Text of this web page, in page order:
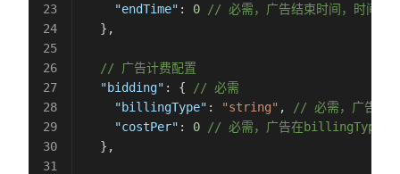
    "endTime"
: 0 // 必需，广告结束时间，时间戳
  },
  // 广告计费配置
  "bidding"
: {
// 必需
    "billingType"
: "string" ,
// 必需，广告计费
    "costPer"
: 0 // 必需，广告在billingType下
  },